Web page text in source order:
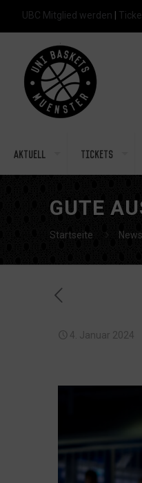
UBC Mitglied werden
Aktuell Tickets
GUTE
Startseite News
4. Januar 2024